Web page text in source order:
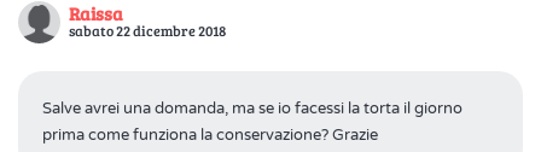
Raissa
sabato 22 dicembre 2018
Salve avrei una domanda, ma se io facessi la torta il giorno
prima come funziona la conservazione? Grazie